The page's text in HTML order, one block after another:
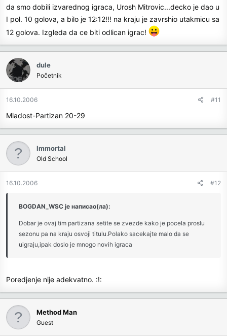
da smo dobili izvarednog igraca, Urosh Mitrovic...decko je dao u
I pol. 10 golova, a bilo je 12:12!!! na kraju je zavrshio utakmicu sa
12 golova. Izgleda da ce biti odlican igrac!
dule
Početnik
16.10.2006 #11
Mladost-Partizan 20-29
Immortal
Old School
16.10.2006 #12
BOGDAN_WSC је написао(ла):
Dobar je ovaj tim partizana setite se zvezde kako je pocela proslu
sezonu pa na kraju osvoji titulu.Polako sacekajte malo da se
uigraju,ipak doslo je mnogo novih igraca
Poredjenje nije adekvatno. :!:
Method Man
Guest